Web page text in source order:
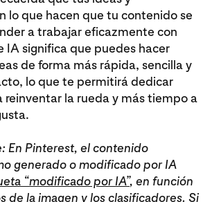
lo que hacen que tu contenido se
a trabajar eficazmente con
IA significa que puedes hacer
de forma más rápida, sencilla y
lo que te permitirá dedicar
reinventar la rueda y más tiempo a
En Pinterest, el contenido
generado o modificado por IA
“modificado por IA”, en función
de la imagen y los clasificadores. Si